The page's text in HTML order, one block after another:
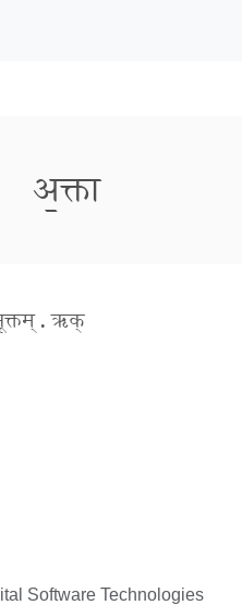
अ॒क्ता
. ऋक्
Software Technologies